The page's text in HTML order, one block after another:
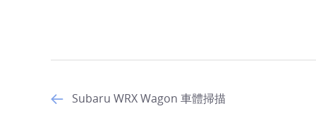
Subaru WRX Wagon 車體掃描